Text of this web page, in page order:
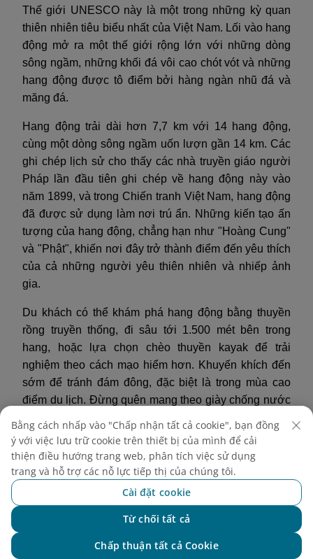
Thế giới UNESCO này là một trong những kỳ quan
thiên nhiên tiêu biểu nhất của Việt Nam. Lối vào hang
động mở ra một thế giới rộng lớn với những dòng
sông ngầm, những khối đá vôi cao chót vót và những
hang động được tô điểm bởi hàng ngàn nhũ đá và
măng đá.
Hang động trải dài hơn 7,7 km với 14 hang động,
cùng một dòng sông ngầm uốn lượn gần 14 km. Các
ghi chép lịch sử cho thấy các nhà truyền giáo người
Pháp lần đầu tiên ghi chép về hang động này vào
năm 1899, và trong Chiến tranh Việt Nam, hang động
đã được sử dụng làm nơi trú ẩn. Những kiến tạo ấn
tượng của hang động, chẳng hạn như "Hoàng Cung"
và "Phật", khiến nơi đây trở thành điểm đến yêu thích
của cả những người yêu thiên nhiên và nhiếp ảnh
gia.
Du khách có thể khám phá hang động bằng thuyền
rồng truyền thống, đi sâu tới 1.500 mét bên trong
hang, hoặc lựa chọn chèo thuyền kayak để trải
nghiệm theo cách mạo hiểm hơn. Khuyến khích đến
sớm để tránh đám đông, đặc biệt là trong mùa cao
điểm du lịch. Đừng quên mang theo giày chống nước
hang động ẩm ướt và khó lường.
Bằng cách nhấp vào "Chấp nhận tất cả cookie", bạn đồng
ý với việc lưu trữ cookie trên thiết bị của mình để cải
thiện điều hướng trang web, phân tích việc sử dụng
trang và hỗ trợ các nỗ lực tiếp thị của chúng tôi.
Cài đặt cookie
Từ chối tất cả
Chấp thuận tất cả Cookie